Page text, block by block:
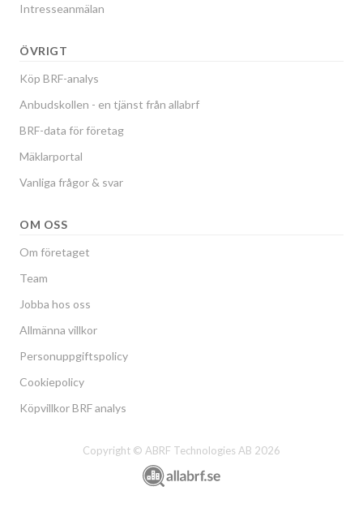
Intresseanmälan
ÖVRIGT
Köp BRF-analys
Anbudskollen - en tjänst från allabrf
BRF-data för företag
Mäklarportal
Vanliga frågor & svar
OM OSS
Om företaget
Team
Jobba hos oss
Allmänna villkor
Personuppgiftspolicy
Cookiepolicy
Köpvillkor BRF analys
Copyright © ABRF Technologies AB 2026